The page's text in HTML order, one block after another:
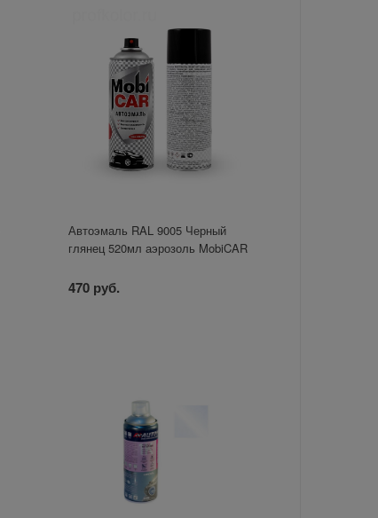
Автоэмаль RAL 9005 Черный
глянец 520мл аэрозоль MobiCAR
470 руб.